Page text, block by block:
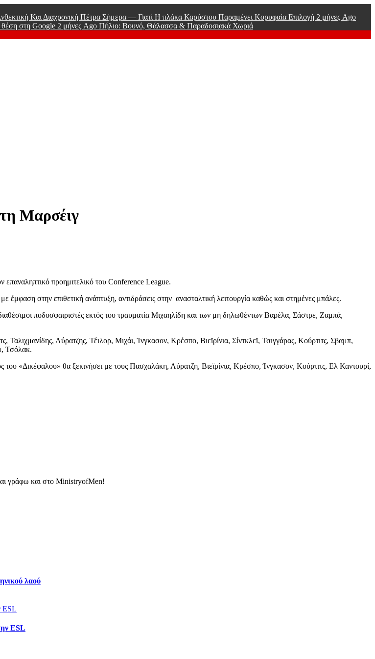
Και Διαχρονική Πέτρα Σήμερα — Γιατί Η πλάκα Καρύστου Παραμένει Κορυφαία Επιλογή 2 μήνες Ago
στη Google 2 μήνες Ago Πήλιο: Βουνό, Θάλασσα & Παραδοσιακά Χωριά
Μαρσέιγ
προημιτελικό του Conference League.
στην επιθετική ανάπτυξη, αντιδράσεις στην ανασταλτική λειτουργία καθώς και στημένες μπάλες.
ποδοσφαιριστές εκτός του τραυματία Μιχαηλίδη και των μη δηλωθέντων Βαρέλα, Σάστρε, Ζαμπά,
Λύρατζης, Τέιλορ, Μιχάι, Ίνγκασον, Κρέσπο, Βιεϊρίνια, Σίντκλεϊ, Τσιγγάρας, Κούρτιτς, Σβαμπ,
Τσόλακ.
του «Δικέφαλου» θα ξεκινήσει με τους Πασχαλάκη, Λύρατζη, Βιεϊρίνια, Κρέσπο, Ίνγκασον, Κούρτιτς, Ελ Καντουρί,
γράφω και στο MinistryofMen!
λαού
ESL